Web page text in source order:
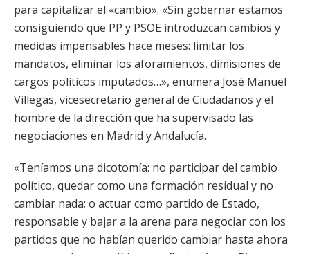
para capitalizar el «cambio». «Sin gobernar estamos
consiguiendo que PP y PSOE introduzcan cambios y
medidas impensables hace meses: limitar los
mandatos, eliminar los aforamientos, dimisiones de
cargos políticos imputados…», enumera José Manuel
Villegas, vicesecretario general de Ciudadanos y el
hombre de la dirección que ha supervisado las
negociaciones en Madrid y Andalucía.
«Teníamos una dicotomía: no participar del cambio
político, quedar como una formación residual y no
cambiar nada; o actuar como partido de Estado,
responsable y bajar a la arena para negociar con los
partidos que no habían querido cambiar hasta ahora